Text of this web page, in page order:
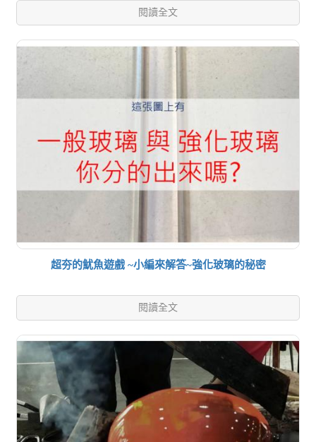
閱讀全文
超夯的魷魚遊戲 ~小編來解答~強化玻璃的秘密
閱讀全文